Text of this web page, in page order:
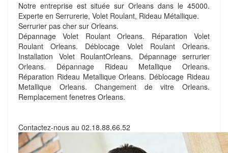
Notre entreprise est située sur Orleans dans le 45000.
Experte en Serrurerie, Volet Roulant, Rideau Métallique.
Serrurier pas cher sur Orleans.
Dépannage Volet Roulant Orleans. Réparation Volet
Roulant Orleans. Déblocage Volet Roulant Orleans.
Installation Volet RoulantOrleans. Dépannage serrurier
Orleans. Dépannage Rideau Metallique Orleans.
Réparation Rideau Metallique Orleans. Déblocage Rideau
Metallique Orleans. Changement de vitre Orleans.
Remplacement fenetres Orleans.
Contactez-nous au 02.18.88.66.52